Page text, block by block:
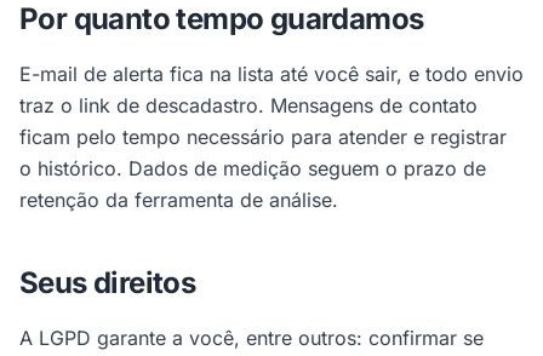
Por quanto tempo guardamos
E-mail de alerta fica na lista até você sair, e todo envio
traz o link de descadastro. Mensagens de contato
ficam pelo tempo necessário para atender e registrar
o histórico. Dados de medição seguem o prazo de
retenção da ferramenta de análise.
Seus direitos
A LGPD garante a você, entre outros: confirmar se